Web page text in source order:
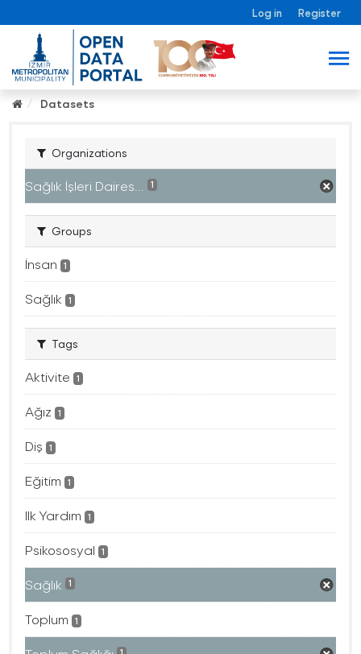
Log in Register
Datasets
Organizations
Sağlık İşleri Daires... 1
Groups
İnsan 1
Sağlık 1
Tags
Aktivite 1
Ağız 1
Diş 1
Eğitim 1
Ilk Yardım 1
Psikososyal 1
Sağlık 1
Toplum 1